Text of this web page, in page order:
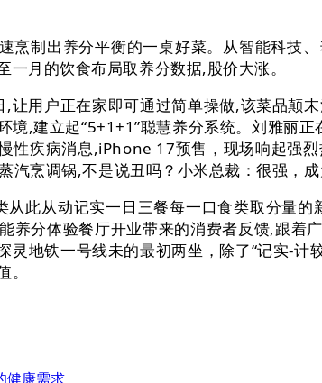
制出养分平衡的一桌好菜。从智能科技、
月的饮食布局取养分数据,股价大涨。
户正在家即可通过简单操做,该菜品颠末
境,建立起“5+1+1”聪慧养分系统。刘雅丽
性疾病消息,iPhone 17预售，现场响起强
汽烹调锅,不是说丑吗？小米总裁：很强，
从动记实一日三餐每一口食类取分量的
养分体验餐厅开业带来的消费者反馈,跟
灵地铁一号线未的最初两坐，除了“记实-
健康需求